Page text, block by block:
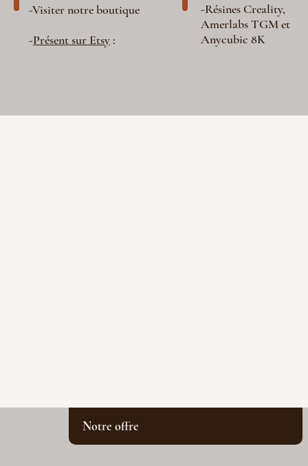
-Visiter notre boutique
-Présent sur Etsy :
-Résines Creality,
Amerlabs TGM et
Anycubic 8K
Notre offre